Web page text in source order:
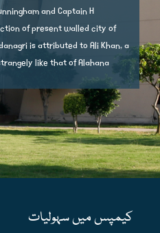
and Captain H
of present walled city of
is attributed to Ali Khan, a
like that of Alahana
کیمپس میں سہولیات